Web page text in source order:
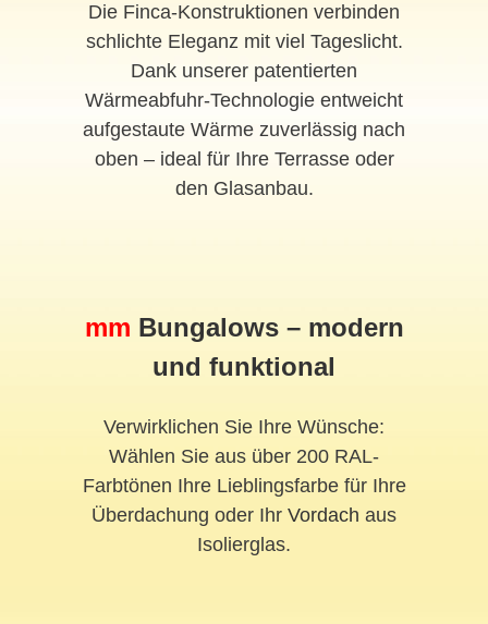
Die Finca-Konstruktionen verbinden
schlichte Eleganz mit viel Tageslicht.
Dank unserer patentierten
Wärmeabfuhr-Technologie entweicht
aufgestaute Wärme zuverlässig nach
oben – ideal für Ihre Terrasse oder
den Glasanbau.
mm Bungalows – modern
und funktional
Verwirklichen Sie Ihre Wünsche:
Wählen Sie aus über 200 RAL-
Farbtönen Ihre Lieblingsfarbe für Ihre
Überdachung oder Ihr Vordach aus
Isolierglas.